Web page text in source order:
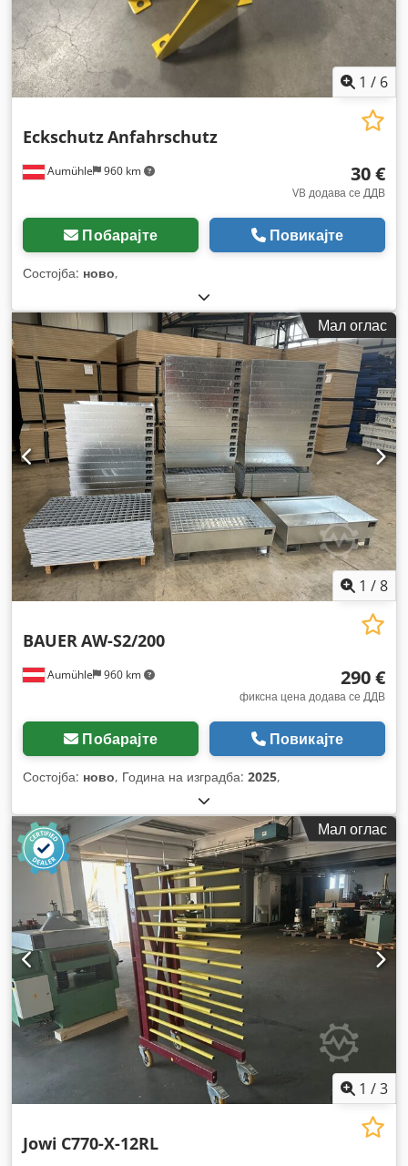
1 / 6
Aumühle 960 km
EckschutzAnfahrschutz
30 €
VB додава се ДДВ
Побарајте Повикајте
Состојба: ново,
Мал оглас
1 /8
Aumühle 960 km
BAUER AW-S2/200
290 €
фиксна цена додава се ДДВ
Побарајте Повикајте
Состојба: ново, Година на изградба: 2025,
Мал оглас
1 /3
Jowi C770-X-12RL